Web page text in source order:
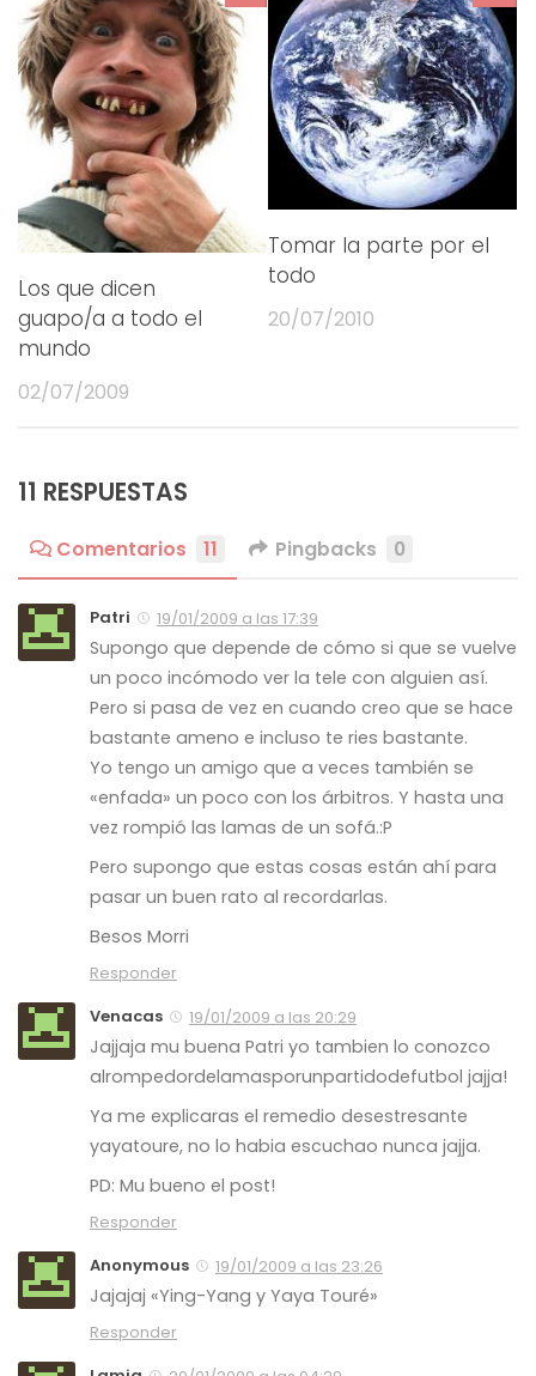
Los que dicen
guapo/a a todo el
mundo
02/07/2009
Tomar la parte por el
todo
20/07/2010
11 RESPUESTAS
Comentarios 11 Pingbacks 0
Patri 19/01/2009 a las 17:39
Supongo que depende de cómo si que se vuelve
un poco incómodo ver la tele con alguien así.
Pero si pasa de vez en cuando creo que se hace
bastante ameno e incluso te ries bastante.
Yo tengo un amigo que a veces también se
«enfada» un poco con los árbitros. Y hasta una
vez rompió las lamas de un sofá.:P
Pero supongo que estas cosas están ahí para
pasar un buen rato al recordarlas.
Besos Morri
Responder
Venacas
19/01/2009 a las 20:29
Jajjaja mu buena Patri yo tambien lo conozco
alrompedordelamasporunpartidodefutbol jajja!
Ya me explicaras el remedio desestresante
yayatoure, no lo habia escuchao nunca jajja.
PD: Mu bueno el post!
Responder
Anonymous
19/01/2009 a las 23:26
Jajajaj «Ying-Yang y Yaya Touré»
Responder